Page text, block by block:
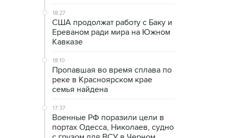
18:27
США продолжат работу с Баку и
Ереваном ради мира на Южном
Кавказе
18:10
Пропавшая во время сплава по
реке в Красноярском крае
семья найдена
17:37
Военные РФ поразили цели в
портах Одесса, Николаев, судно